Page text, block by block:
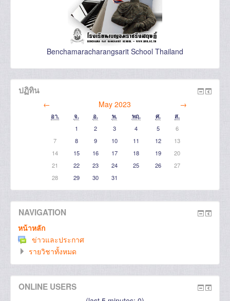
Benchamaracharangsarit School Thailand
ปฏิทิน
← May 2023 →
อา. จ. อ. พ. พฤ. ศ.
ส.
1
2 3 4 5
6
7
8 9 10 11 12
13
14
15 16 17 18 19
20
21
22 23 24 25 26
27
28
29 30 31
NAVIGATION
หน้าหลัก
ข่าวและประกาศ
รายวิชาทั้งหมด
ONLINE USERS